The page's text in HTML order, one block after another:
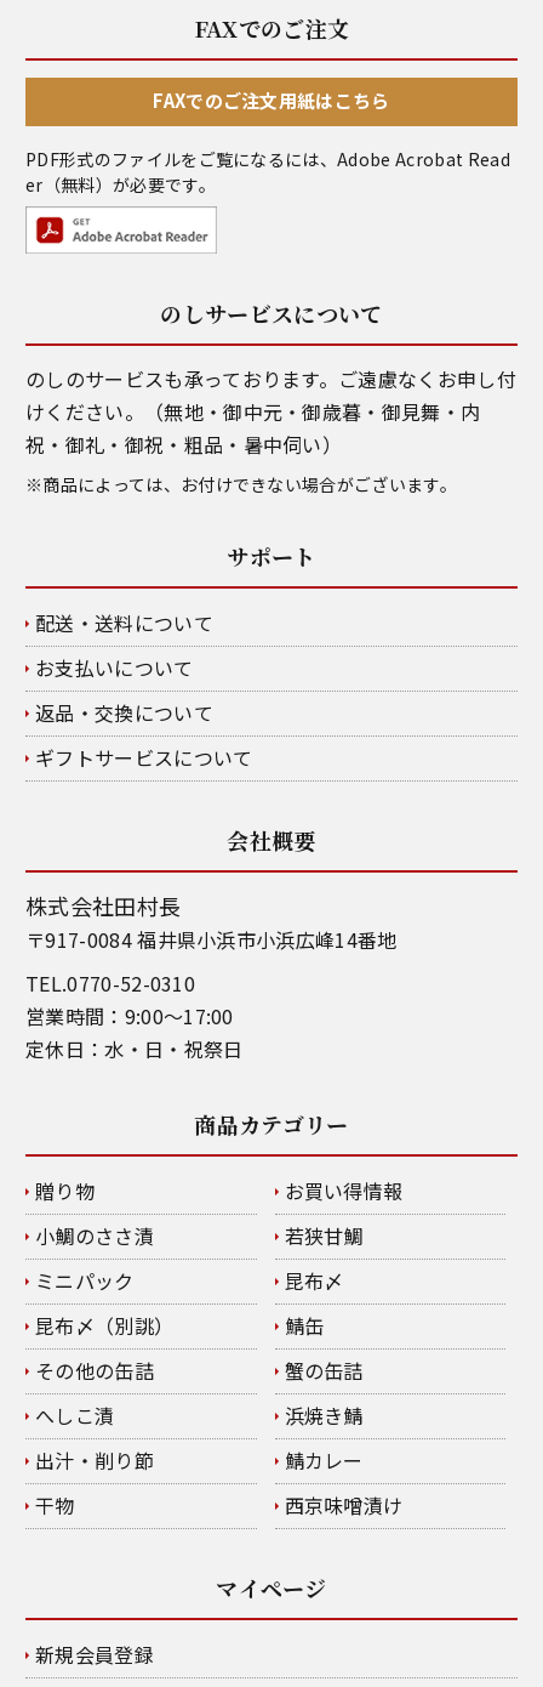
FAXでのご注文
FAXでのご注文用紙はこちら
PDF形式のファイルをご覧になるには、Adobe Acrobat Read
er （無料）が必要です。
のしサービスについて
のしのサービスも承っております。ご遠慮なくお申し付
けください。（無地・御中元・御歳暮・御見舞・内
祝・御礼・御祝・粗品・暑中伺い）
※商品によっては、お付けできない場合がございます。
サポート
配送・送料について
お支払いについて
返品・交換について
ギフトサービスについて
会社概要
株式会社田村長
〒917-0084 福井県小浜市小浜広峰14番地
TEL.0770-52-0310
営業時間：9:00～17:00
定休日：水・日・祝祭日
商品カテゴリー
贈り物
お買い得情報
小鯛のささ漬
若狭甘鯛
ミニパック
昆布〆
昆布〆（別誂）
鯖缶
その他の缶詰
蟹の缶詰
へしこ漬
浜焼き鯖
出汁・削り節
鯖カレー
干物
西京味噌漬け
マイページ
新規会員登録